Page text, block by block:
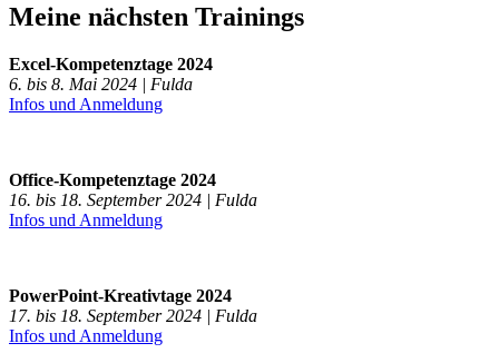
Meine nächsten Trainings
Excel-Kompetenztage 2024
6. bis 8. Mai 2024 | Fulda
Infos und Anmeldung
Office-Kompetenztage 2024
16. bis 18. September 2024 | Fulda
Infos und Anmeldung
PowerPoint-Kreativtage 2024
17. bis 18. September 2024 | Fulda
Infos und Anmeldung